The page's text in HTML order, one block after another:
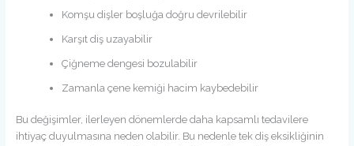
Komşu dişler boşluğa doğru devrilebilir
Karşıt diş uzayabilir
Çiğneme dengesi bozulabilir
Zamanla çene kemiği hacim kaybedebilir
Bu değişimler, ilerleyen dönemlerde daha kapsamlı tedavilere
ihtiyaç duyulmasına neden olabilir. Bu nedenle tek diş eksikliğinin